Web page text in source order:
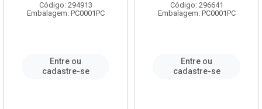
Código: 294913
Embalagem: PC0001PC
Entre ou
cadastre-se
Código: 296641
Embalagem: PC0001PC
Entre ou
cadastre-se